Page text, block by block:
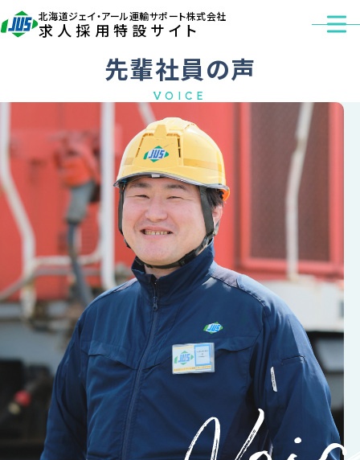
北海道ジェイ・アール運輸サポート株式会社
求人採用特設サイト 開く
正社員採用 パート採用
メッセージ 仕事を知る
環境を知る 数字で見る
先輩社員の声 よくある質問
先輩社員の声
VOICE